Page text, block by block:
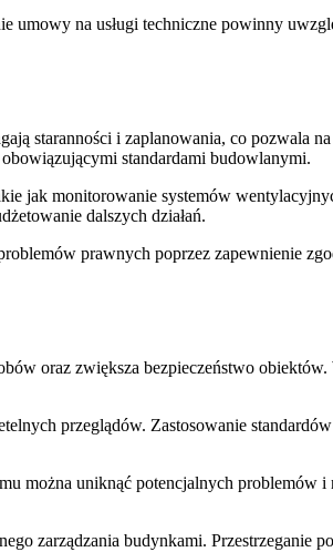
umowy na usługi techniczne powinny
staranności i zaplanowania, co pozwala
standardami budowlanymi.
jak monitorowanie systemów
dalszych działań.
prawnych poprzez zapewnienie
oraz zwiększa bezpieczeństwo
przeglądów. Zastosowanie
można uniknąć potencjalnych problemów i
zarządzania budynkami. Przestrzeganie